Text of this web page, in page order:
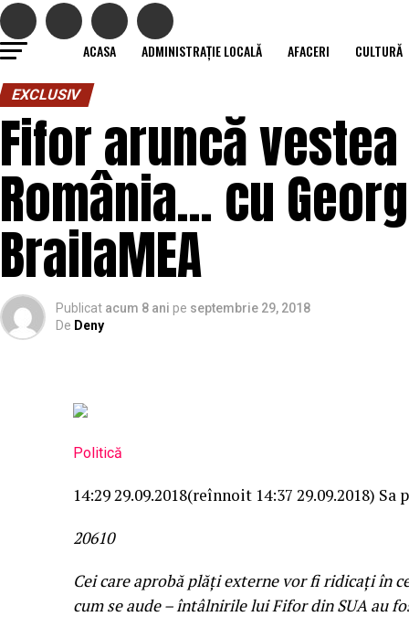
ACASA ADMINISTRAȚIE LOCALĂ AFACERI CULTURĂ
EXCLUSIV
Fifor aruncă
România… cu
BrailaMEA
Publicat acum 8 ani pe septembrie 29, 2018
De Deny
Politică
14:29 29.09.2018(reînnoit 14:37 29.09.2018) Sa
20610
Cei care aprobă plăți externe vor fi ridicați în
cum se aude – întâlnirile lui Fifor din SUA au